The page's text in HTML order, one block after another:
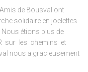
de Bousval ont
solidaire en joëlettes
étions plus de
sur les chemins et
nous a gracieusement